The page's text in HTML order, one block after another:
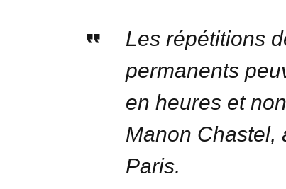
Les répétitions
permanents
en heures et
Manon Chastel,
Paris.